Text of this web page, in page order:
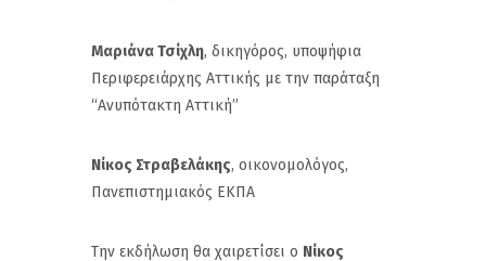
Μαριάνα Τσίχλη, δικηγόρος, υποψήφια
Περιφερειάρχης Αττικής με την παράταξη
“Ανυπότακτη Αττική”
Νίκος Στραβελάκης, οικονομολόγος,
Πανεπιστημιακός ΕΚΠΑ
Την εκδήλωση θα χαιρετίσει ο Νίκος